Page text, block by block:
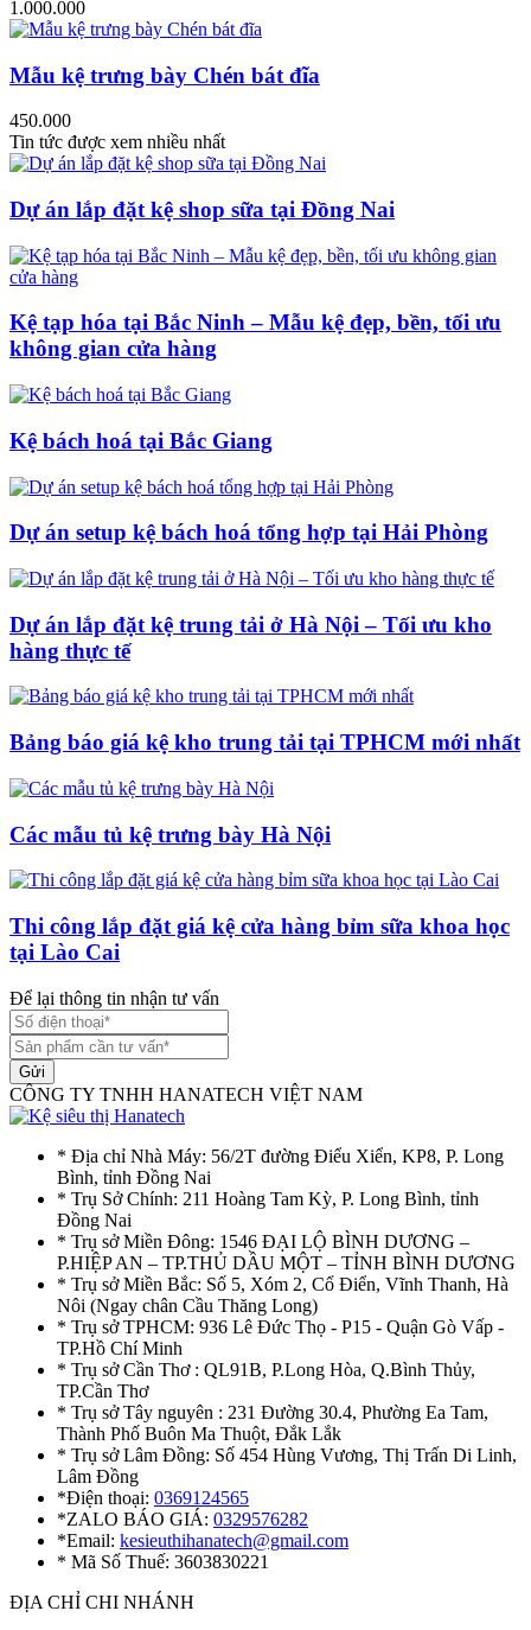
1.000.000
Mẫu kệ trưng bày Chén bát đĩa
450.000
Tin tức được xem nhiều nhất
Dự án lắp đặt kệ shop sữa tại Đồng Nai
Kệ tạp hóa tại Bắc Ninh – Mẫu kệ đẹp, bền, tối ưu
không gian cửa hàng
Kệ bách hoá tại Bắc Giang
Dự án setup kệ bách hoá tổng hợp tại Hải Phòng
Dự án lắp đặt kệ trung tải ở Hà Nội – Tối ưu kho
hàng thực tế
Bảng báo giá kệ kho trung tải tại TPHCM mới nhất
Các mẫu tủ kệ trưng bày Hà Nội
Thi công lắp đặt giá kệ cửa hàng bỉm sữa khoa học
tại Lào Cai
Để lại thông tin nhận tư vấn
Gửi
CÔNG TY TNHH HANATECH VIỆT NAM
* Địa chỉ Nhà Máy: 56/2T đường Điểu Xiển, KP8, P. Long
Bình, tỉnh Đồng Nai
* Trụ Sở Chính: 211 Hoàng Tam Kỳ, P. Long Bình, tỉnh
Đồng Nai
* Trụ sở Miền Đông: 1546 ĐẠI LỘ BÌNH DƯƠNG –
P.HIỆP AN – TP.THỦ DẦU MỘT – TỈNH BÌNH DƯƠNG
* Trụ sở Miền Bắc: Số 5, Xóm 2, Cổ Điển, Vĩnh Thanh, Hà
Nôi (Ngay chân Cầu Thăng Long)
* Trụ sở TPHCM: 936 Lê Đức Thọ - P15 - Quận Gò Vấp -
TP.Hồ Chí Minh
* Trụ sở Cần Thơ : QL91B, P.Long Hòa, Q.Bình Thủy,
TP.Cần Thơ
* Trụ sở Tây nguyên : 231 Đường 30.4, Phường Ea Tam,
Thành Phố Buôn Ma Thuột, Đắk Lắk
* Trụ sở Lâm Đồng: Số 454 Hùng Vương, Thị Trấn Di Linh,
Lâm Đồng
*Điện thoại: 0369124565
*ZALO BÁO GIÁ: 0329576282
*Email: kesieuthihanatech@gmail.com
* Mã Số Thuế: 3603830221
ĐỊA CHỈ CHI NHÁNH